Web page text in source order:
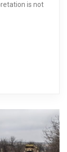
is not